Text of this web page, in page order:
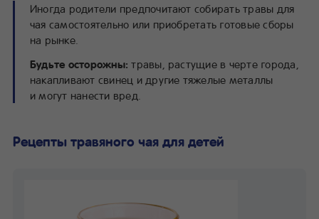
Иногда родители предпочитают собирать травы для
чая самостоятельно или приобретать готовые сборы
на рынке.
Будьте осторожны: травы, растущие в черте города,
накапливают свинец и другие тяжелые металлы
и могут нанести вред.
Рецепты травяного чая для детей